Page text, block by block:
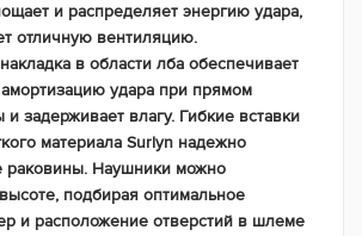
и распределяет энергию удара,
отличную вентиляцию.
в области лба обеспечивает
удара при прямом
задерживает влагу. Гибкие вставки
материала Surlyn надежно
Наушники можно
подбирая оптимальное
и расположение отверстий в шлеме